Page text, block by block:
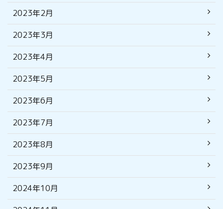
2023年2月
2023年3月
2023年4月
2023年5月
2023年6月
2023年7月
2023年8月
2023年9月
2024年10月